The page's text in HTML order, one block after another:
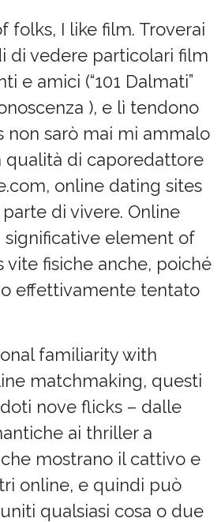
folks, I like film. Troverai
di vedere particolari film
e amici (“101 Dalmati”
), e lì tendono
non sarò mai mi ammalo
qualità di caporedattore
online dating sites
di vivere. Online
significative element of
vite fisiche anche, poiché
effettivamente tentato
familiarity with
matchmaking, questi
nove flicks – dalle
ai thriller a
mostrano il cattivo e
online, e quindi può
qualsiasi cosa o due